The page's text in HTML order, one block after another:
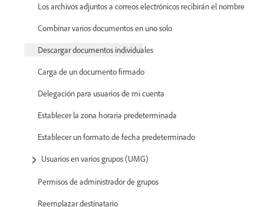
Los archivos adjuntos a correos electrónicos recibirán el nombre
Combinar varios documentos en uno solo
Descargar documentos individuales
Carga de un documento firmado
Delegación para usuarios de mi cuenta
Establecer la zona horaria predeterminada
Establecer un formato de fecha predeterminado
Usuarios en varios grupos (UMG)
Permisos de administrador de grupos
Reemplazar destinatario